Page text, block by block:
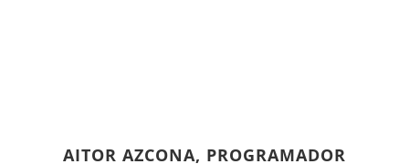
AITOR AZCONA, PROGRAMADOR